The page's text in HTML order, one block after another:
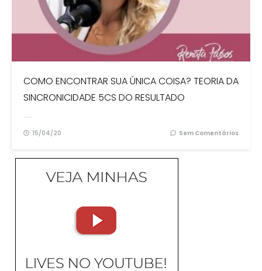
COMO ENCONTRAR SUA ÚNICA COISA? TEORIA DA
SINCRONICIDADE 5CS DO RESULTADO
15/04/20 Sem Comentários